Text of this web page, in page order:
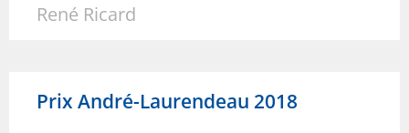
René Ricard
Prix André-Laurendeau 2018